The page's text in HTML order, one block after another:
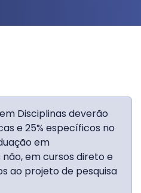
Disciplinas deverão
e 25% específicos no
em
em cursos direto e
ao projeto de pesquisa